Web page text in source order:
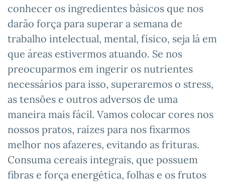
conhecer os ingredientes básicos que nos
darão força para superar a semana de
trabalho intelectual, mental, físico, seja lá em
que áreas estivermos atuando. Se nos
preocuparmos em ingerir os nutrientes
necessários para isso, superaremos o stress,
as tensões e outros adversos de uma
maneira mais fácil. Vamos colocar cores nos
nossos pratos, raízes para nos fixarmos
melhor nos afazeres, evitando as frituras.
Consuma cereais integrais, que possuem
fibras e força energética, folhas e os frutos